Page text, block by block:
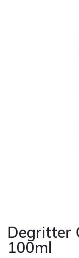
Degritter
100ml